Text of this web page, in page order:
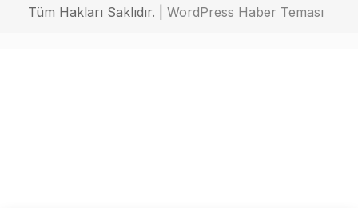
Tüm Hakları Saklıdır. | WordPress Haber Teması